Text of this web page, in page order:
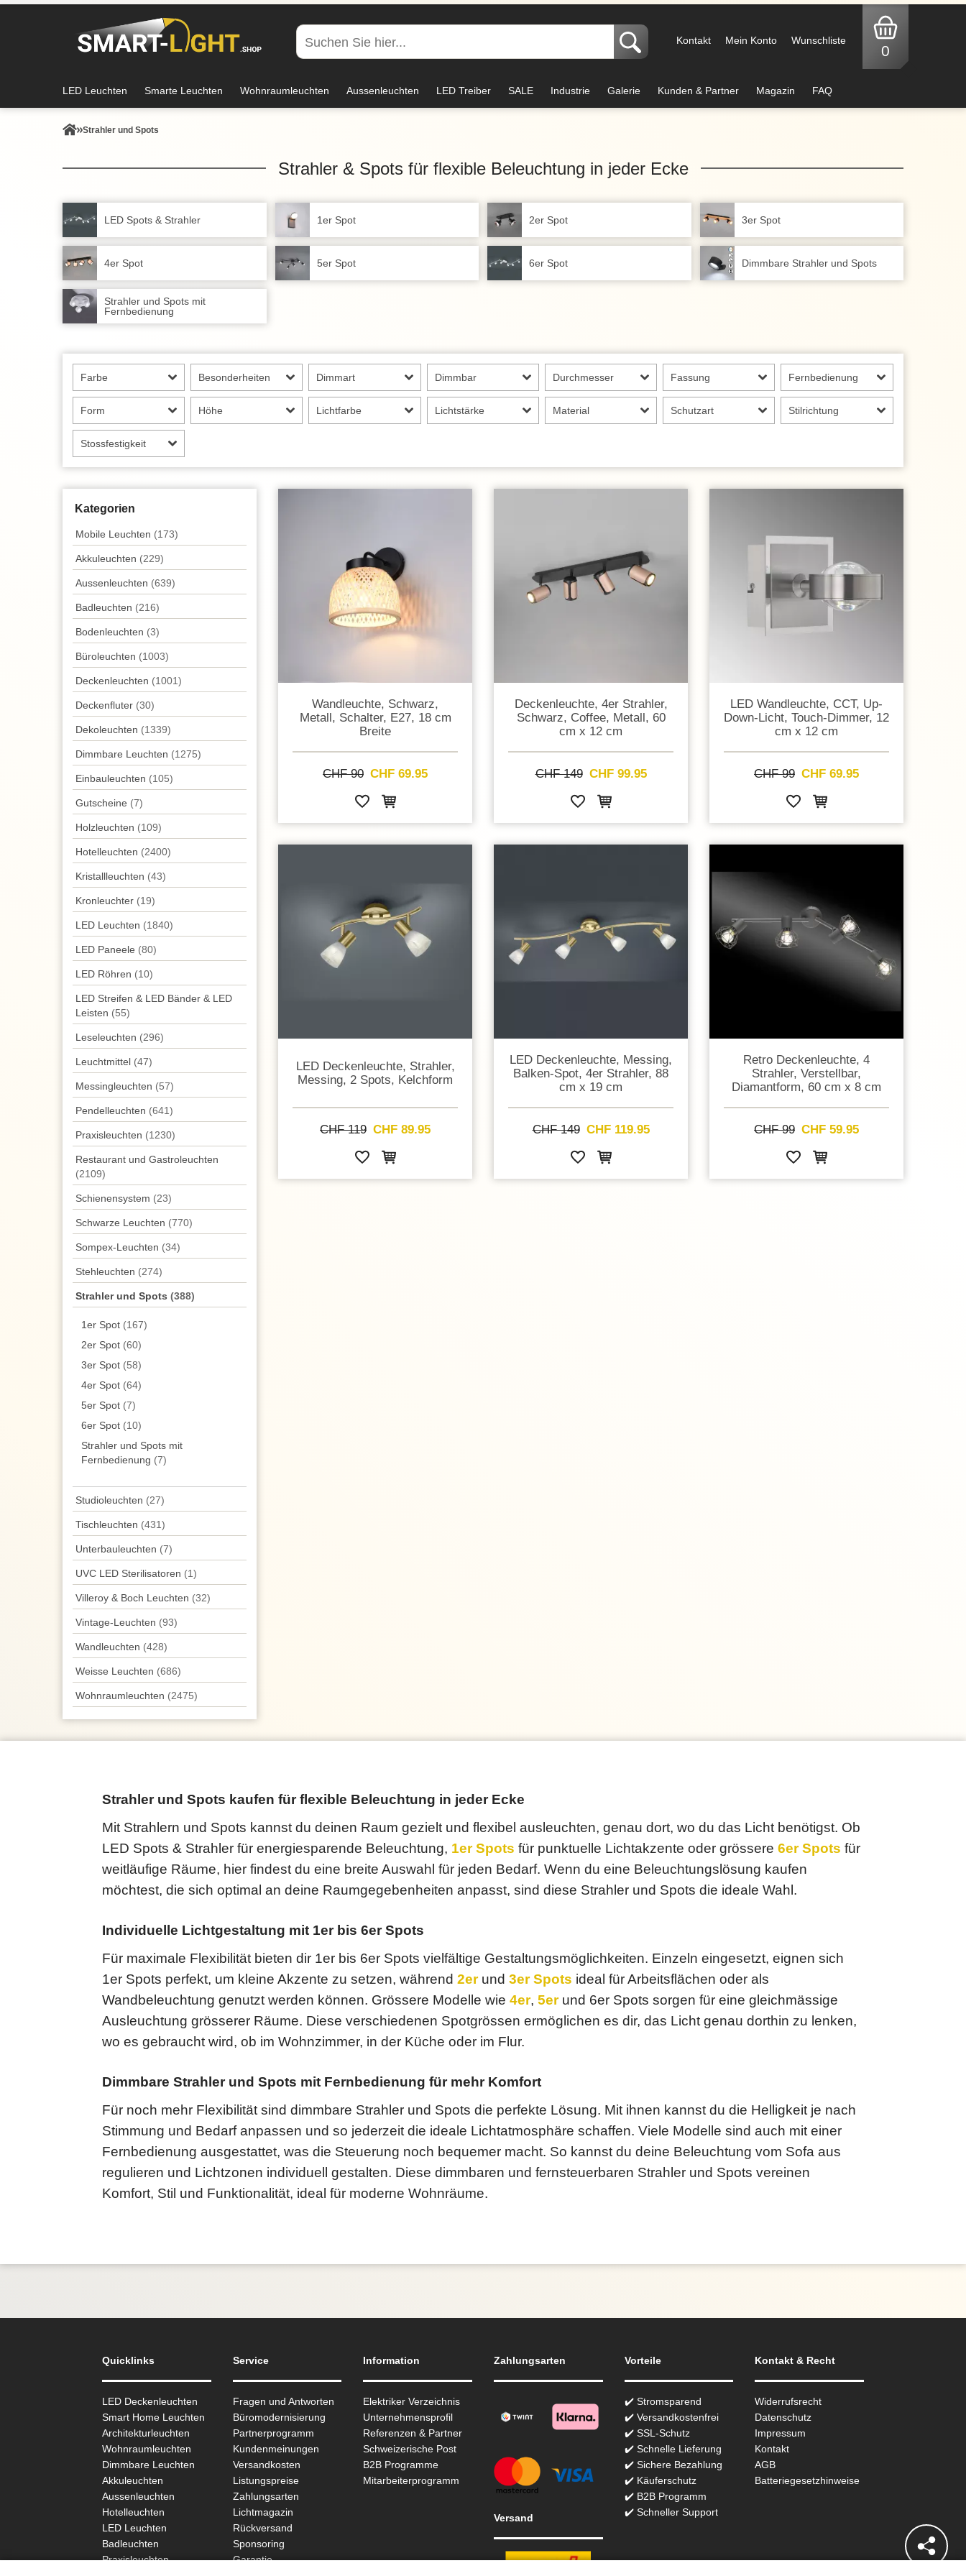
Kontakt Mein Konto Wunschliste
0
LED Leuchten Smarte Leuchten Wohnraumleuchten Aussenleuchten LED Treiber SALE Industrie Galerie Kunden & Partner Magazin FAQ
Strahler und Spots
Strahler & Spots für flexible Beleuchtung in jeder Ecke
LED Spots & Strahler 1er Spot 2er Spot 3er Spot
4er Spot 5er Spot 6er Spot Dimmbare Strahler und Spots
Strahler und Spots mit
Fernbedienung
Farbe Besonderheiten Dimmart Dimmbar Durchmesser Fassung Fernbedienung
Form Höhe Lichtfarbe Lichtstärke Material Schutzart Stilrichtung
Stossfestigkeit
Kategorien
Mobile Leuchten (173)
Akkuleuchten (229)
Aussen­leuchten (639)
Badleuchten (216)
Bodenleuchten (3)
Büroleuchten (1003)
Decken­leuchten (1001)
Deckenfluter (30)
Dekoleuchten (1339)
Dimmbare Leuchten (1275)
Einbauleuchten (105)
Gutscheine (7)
Holzleuchten (109)
Hotelleuchten (2400)
Kristallleuchten (43)
Kronleuchter (19)
LED Leuchten (1840)
LED Paneele (80)
LED Röhren (10)
LED Streifen & LED Bänder & LED
Leisten (55)
Leseleuchten (296)
Leuchtmittel (47)
Messingleuchten (57)
Pendel­leuchten (641)
Praxisleuchten (1230)
Restaurant und Gastroleuchten
(2109)
Schienensystem (23)
Schwarze Leuchten (770)
Sompex-Leuchten (34)
Stehleuchten (274)
Strahler und Spots (388)
1er Spot (167)
2er Spot (60)
3er Spot (58)
4er Spot (64)
5er Spot (7)
6er Spot (10)
Strahler und Spots mit
Fernbedienung (7)
Studioleuchten (27)
Tisch­leuchten (431)
Unterbau­leuchten (7)
UVC LED Sterilisatoren (1)
Villeroy & Boch Leuchten (32)
Vintage-Leuchten (93)
Wand­leuchten (428)
Weisse Leuchten (686)
Wohnraum­leuchten (2475)
Wandleuchte, Schwarz,
Metall, Schalter, E27, 18 cm
Breite
CHF 90 CHF 69.95
Deckenleuchte, 4er Strahler,
Schwarz, Coffee, Metall, 60
cm x 12 cm
CHF 149 CHF 99.95
LED Wandleuchte, CCT, Up-
Down-Licht, Touch-Dimmer, 12
cm x 12 cm
CHF 99 CHF 69.95
LED Deckenleuchte, Strahler,
Messing, 2 Spots, Kelchform
CHF 119 CHF 89.95
LED Deckenleuchte, Messing,
Balken-Spot, 4er Strahler, 88
cm x 19 cm
CHF 149 CHF 119.95
Retro Deckenleuchte, 4
Strahler, Verstellbar,
Diamantform, 60 cm x 8 cm
CHF 99 CHF 59.95
Strahler und Spots kaufen für flexible Beleuchtung in jeder Ecke
Mit Strahlern und Spots kannst du deinen Raum gezielt und flexibel ausleuchten, genau dort, wo du das Licht benötigst. Ob
LED Spots & Strahler für energiesparende Beleuchtung, 1er Spots für punktuelle Lichtakzente oder grössere 6er Spots für
weitläufige Räume, hier findest du eine breite Auswahl für jeden Bedarf. Wenn du eine Beleuchtungslösung kaufen
möchtest, die sich optimal an deine Raumgegebenheiten anpasst, sind diese Strahler und Spots die ideale Wahl.
Individuelle Lichtgestaltung mit 1er bis 6er Spots
Für maximale Flexibilität bieten dir 1er bis 6er Spots vielfältige Gestaltungsmöglichkeiten. Einzeln eingesetzt, eignen sich
1er Spots perfekt, um kleine Akzente zu setzen, während 2erund 3er Spots ideal für Arbeitsflächen oder als
Wandbeleuchtung genutzt werden können. Grössere Modelle wie 4er, 5erund 6er Spots sorgen für eine gleichmässige
Ausleuchtung grösserer Räume. Diese verschiedenen Spotgrössen ermöglichen es dir, das Licht genau dorthin zu lenken,
wo es gebraucht wird, ob im Wohnzimmer, in der Küche oder im Flur.
Dimmbare Strahler und Spots mit Fernbedienung für mehr Komfort
Für noch mehr Flexibilität sind dimmbare Strahler und Spots die perfekte Lösung. Mit ihnen kannst du die Helligkeit je nach
Stimmung und Bedarf anpassen und so jederzeit die ideale Lichtatmosphäre schaffen. Viele Modelle sind auch mit einer
Fernbedienung ausgestattet, was die Steuerung noch bequemer macht. So kannst du deine Beleuchtung vom Sofa aus
regulieren und Lichtzonen individuell gestalten. Diese dimmbaren und fernsteuerbaren Strahler und Spots vereinen
Komfort, Stil und Funktionalität, ideal für moderne Wohnräume.
Quicklinks
LED Deckenleuchten
Smart Home Leuchten
Architekturleuchten
Wohnraum­leuchten
Dimmbare Leuchten
Akkuleuchten
Aussen­leuchten
Hotelleuchten
LED Leuchten
Badleuchten
Praxisleuchten
Service
Fragen und Antworten
Büromodernisierung
Partnerprogramm
Kundenmeinungen
Versandkosten
Listungspreise
Zahlungsarten
Lichtmagazin
Rückversand
Sponsoring
Garantie
Information
Elektriker Verzeichnis
Unternehmensprofil
Referenzen & Partner
Schweizerische Post
B2B Programme
Mitarbeiterprogramm
Zahlungsarten
Versand
Vorteile
✔️ Stromsparend
✔️ Versandkostenfrei
✔️ SSL-Schutz
✔️ Schnelle Lieferung
✔️ Sichere Bezahlung
✔️ Käuferschutz
✔️ B2B Programm
✔️ Schneller Support
Kontakt & Recht
Widerrufsrecht
Datenschutz
Impressum
Kontakt
AGB
Batteriegesetzhinweise